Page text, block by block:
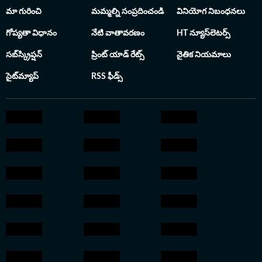
జర్నలిజంలో వీరికి ఒక ప్రత్యేక గుర్తింపును తెచ్చిపెట్టింది. 2001లో
సీ ఛానెల్ అనే కేబుల్ టీవీలో చేరి కెరీర్ ప్రారంభించి హైదరాబాద్
వార్తలను కూడా అందించారు.
మా గురించి మమ్మల్ని సంప్రదించండి వినియోగ నిబంధనలు
గోప్యతా విధానం నేటి వాతావరణం HT న్యూస్‌లెటర్స్
సబ్‌స్క్రిప్షన్ ప్రింట్ యాడ్ రేట్స్ నైతిక నియమాలు
సైట్‌మ్యాప్ RSS ఫీడ్స్